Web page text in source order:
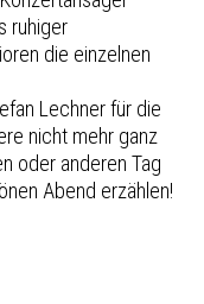
ruhiger
die einzelnen
Lechner für die
nicht mehr ganz
oder anderen Tag
Abend erzählen!